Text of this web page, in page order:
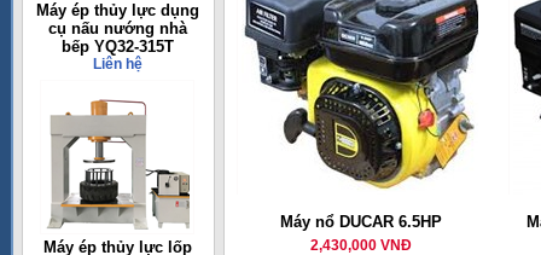
Máy ép thủy lực dụng
cụ nấu nướng nhà
bếp YQ32-315T
Liên hệ
Máy ép thủy lực lốp
Máy nổ DUCAR 6.5HP
2,430,000 VNĐ